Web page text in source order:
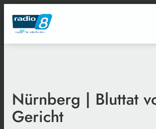
Nürnberg | Bluttat
Gericht